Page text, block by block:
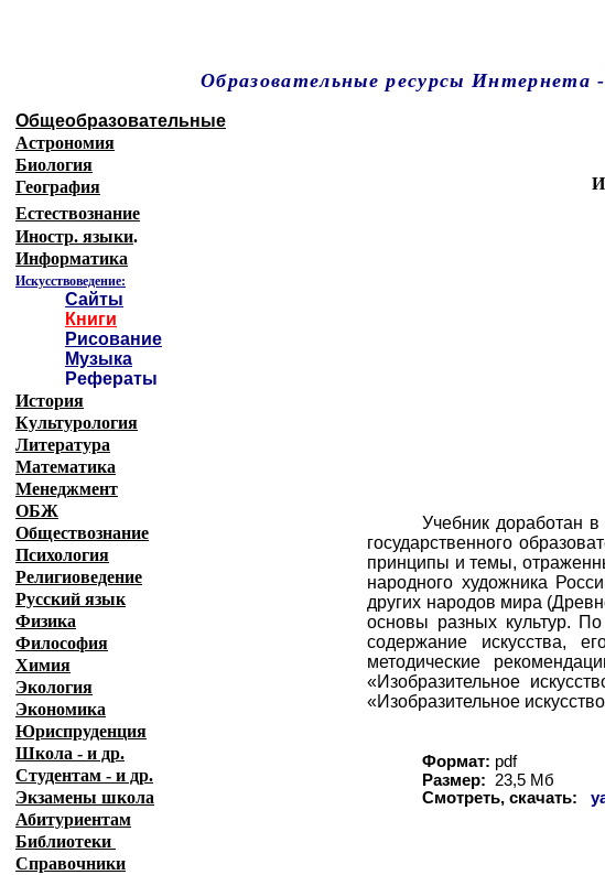
Образовательные ресурсы Интернета -
Учебник доработан
государственного
принципы и темы,
народного художника
других народов мира
основы разных культур.
содержание искусства,
методические
«Изобразительное
«Изобразительное
Формат: pdf
Размер:
23,5 Мб
Смотреть, скачать:
Общеобразовательные
Астрономия
Биология
География
Естествознание
Иностр. языки.
Информатика
Искусствоведение:
Сайты
Книги
Рисование
Музыка
Рефераты
История
Культурология
Литература
Математика
Менеджмент
ОБЖ
Обществознание
Психология
Религиоведение
Русский язык
Физика
Философия
Химия
Экология
Экономика
Юриспруденция
Школа - и др.
Студентам - и др.
Экзамены школа
Абитуриентам
Библиотеки
Справочники